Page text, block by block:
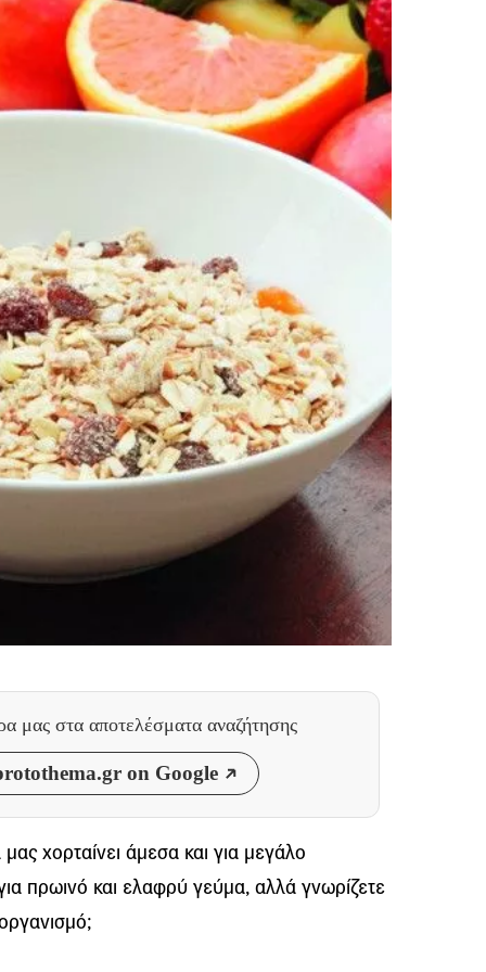
μας στα αποτελέσματα αναζήτησης
on Google
χορταίνει άμεσα και για μεγάλο
πρωινό και ελαφρύ γεύμα, αλλά γνωρίζετε